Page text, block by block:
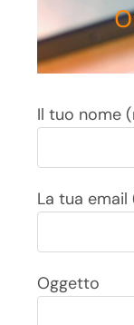
Il tuo nome
La tua
Oggetto